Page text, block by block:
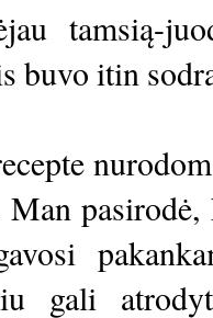
tamsią-
buvo itin
Man
gali